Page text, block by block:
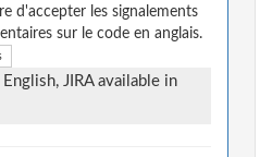
d'accepter les signalements
sur le code en anglais.
JIRA available in